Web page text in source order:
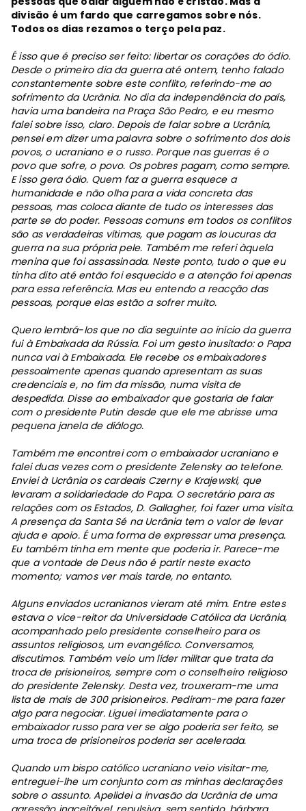
divisão é um fardo que carregamos sobre nós.
Todos os dias rezamos o terço pela paz.
É isso que é preciso ser feito: libertar os corações do ódio.
Desde o primeiro dia da guerra até ontem, tenho falado
constantemente sobre este conflito, referindo-me ao
sofrimento da Ucrânia. No dia da independência do país,
havia uma bandeira na Praça São Pedro, e eu mesmo
falei sobre isso, claro. Depois de falar sobre a Ucrânia,
pensei em dizer uma palavra sobre o sofrimento dos dois
povos, o ucraniano e o russo. Porque nas guerras é o
povo que sofre, o povo. Os pobres pagam, como sempre.
E isso gera ódio. Quem faz a guerra esquece a
humanidade e não olha para a vida concreta das
pessoas, mas coloca diante de tudo os interesses das
parte se do poder. Pessoas comuns em todos os conflitos
são as verdadeiras vítimas, que pagam as loucuras da
guerra na sua própria pele. Também me referi àquela
menina que foi assassinada. Neste ponto, tudo o que eu
tinha dito até então foi esquecido e a atenção foi apenas
para essa referência. Mas eu entendo a reacção das
pessoas, porque elas estão a sofrer muito.
Quero lembrá-los que no dia seguinte ao início da guerra
fui à Embaixada da Rússia. Foi um gesto inusitado: o Papa
nunca vai à Embaixada. Ele recebe os embaixadores
pessoalmente apenas quando apresentam as suas
credenciais e, no fim da missão, numa visita de
despedida. Disse ao embaixador que gostaria de falar
com o presidente Putin desde que ele me abrisse uma
pequena janela de diálogo.
Também me encontrei com o embaixador ucraniano e
falei duas vezes com o presidente Zelensky ao telefone.
Enviei à Ucrânia os cardeais Czerny e Krajewski, que
levaram a solidariedade do Papa. O secretário para as
relações com os Estados, D. Gallagher, foi fazer uma visita.
A presença da Santa Sé na Ucrânia tem o valor de levar
ajuda e apoio. É uma forma de expressar uma presença.
Eu também tinha em mente que poderia ir. Parece-me
que a vontade de Deus não é partir neste exacto
momento; vamos ver mais tarde, no entanto.
Alguns enviados ucranianos vieram até mim. Entre estes
estava o vice-reitor da Universidade Católica da Ucrânia,
acompanhado pelo presidente conselheiro para os
assuntos religiosos, um evangélico. Conversamos,
discutimos. Também veio um líder militar que trata da
troca de prisioneiros, sempre com o conselheiro religioso
do presidente Zelensky. Desta vez, trouxeram-me uma
lista de mais de 300 prisioneiros. Pediram-me para fazer
algo para negociar. Liguei imediatamente para o
embaixador russo para ver se algo poderia ser feito, se
uma troca de prisioneiros poderia ser acelerada.
Quando um bispo católico ucraniano veio visitar-me,
entreguei-lhe um conjunto com as minhas declarações
sobre o assunto. Apelidei a invasão da Ucrânia de uma